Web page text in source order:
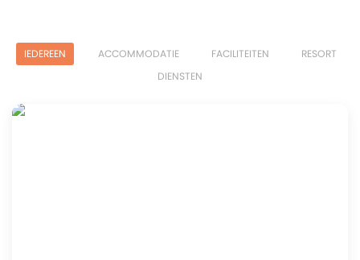
IEDEREEN ACCOMMODATIE FACILITEITEN
RESORT
DIENSTEN